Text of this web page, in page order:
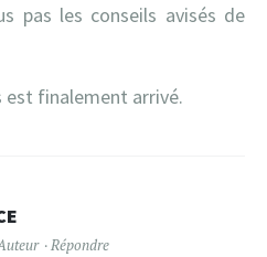
pas les conseils avisés de
est finalement arrivé.
Répondre